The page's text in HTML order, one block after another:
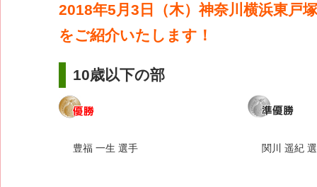
2018年5月3日（木）神奈川横浜東戸
をご紹介いたします！
10歳以下の部
豊福 一生 選手 関川 遥紀